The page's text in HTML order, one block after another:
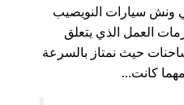
سيارات النويصيب
العمل الذي يتعلق
حيث نمتاز بالسرعة
كانت…